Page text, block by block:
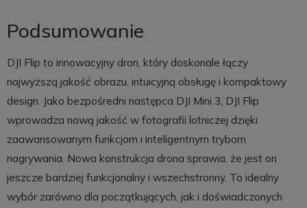
Podsumowanie
DJI Flip to innowacyjny dron, który doskonale łączy
najwyższą jakość obrazu, intuicyjną obsługę i kompaktowy
design. Jako bezpośredni następca DJI Mini 3, DJI Flip
wprowadza nową jakość w fotografii lotniczej dzięki
zaawansowanym funkcjom i inteligentnym trybom
nagrywania. Nowa konstrukcja drona sprawia, że jest on
jeszcze bardziej funkcjonalny i wszechstronny. To idealny
wybór zarówno dla początkujących, jak i doświadczonych